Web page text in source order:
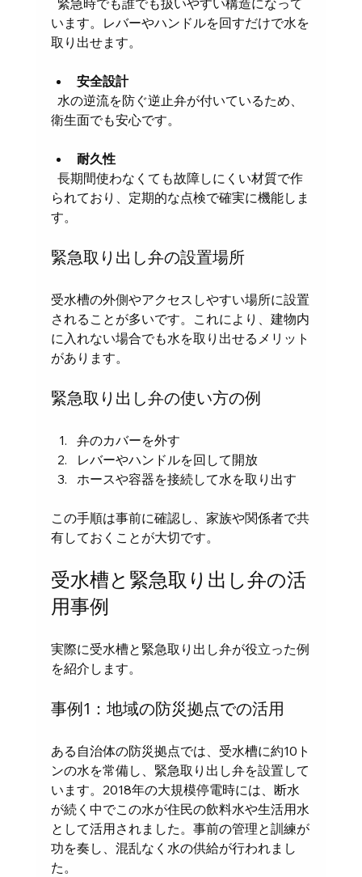
います。レバーやハンドルを回すだけで水を
取り出せます。
安全設計
衛生面でも安心です。
耐久性
られており、定期的な点検で確実に機能しま
す。
緊急取り出し弁の設置場所
受水槽の外側やアクセスしやすい場所に設置
されることが多いです。これにより、建物内
に入れない場合でも水を取り出せるメリット
があります。
緊急取り出し弁の使い方の例
弁のカバーを外す
レバーやハンドルを回して開放
ホースや容器を接続して水を取り出す
この手順は事前に確認し、家族や関係者で共
有しておくことが大切です。
受水槽と緊急取り出し弁の活
用事例
実際に受水槽と緊急取り出し弁が役立った例
を紹介します。
事例1：地域の防災拠点での活用
ある自治体の防災拠点では、受水槽に約10ト
ンの水を常備し、緊急取り出し弁を設置して
います。2018年の大規模停電時には、断水
が続く中でこの水が住民の飲料水や生活用水
として活用されました。事前の管理と訓練が
功を奏し、混乱なく水の供給が行われまし
た。